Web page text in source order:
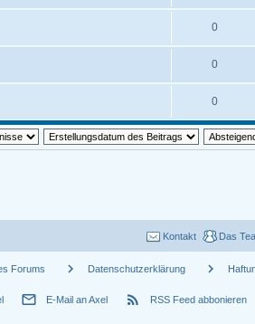
0
0
0
Das
Kontakt
Forums chevron_right Datenschutzerklärung chevron_right
mail_outline E-Mail an Axel rss_feed RSS Feed abbonieren